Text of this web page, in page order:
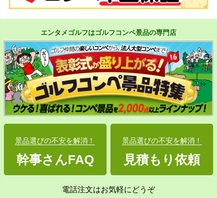
エンタメゴルフはゴルフコンペ景品の専門店
景品選びの不安を解消！
幹事さんFAQ
景品選びの不安を解消！
見積もり依頼
電話注文はお気軽にどうぞ